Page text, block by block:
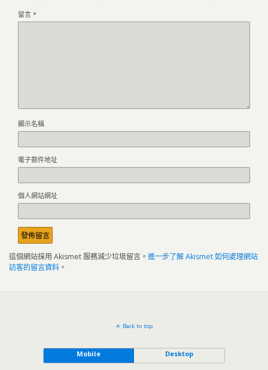
留言 *
顯示名稱
電子郵件地址
個人網站網址
這個網站採用 Akismet 服務減少垃圾留言。 進一步了解 Akismet 如何處理網站
訪客的留言資料 。
Back to top
Mobile Desktop